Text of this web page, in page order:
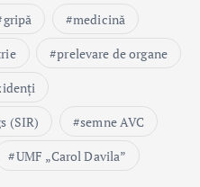
gripă
medicină
prelevare de organe
(SIR)
semne AVC
UMF „Carol Davila”